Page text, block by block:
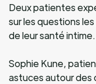
Deux patientes
sur les questions
de leur santé intime.
Sophie Kune,
astuces autour des